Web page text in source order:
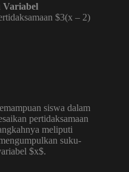
Variabel
$3(x – 2)
siswa dalam
pertidaksamaan
meliputi
suku-
$x$.